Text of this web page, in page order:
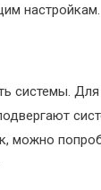
настройкам.
системы.
можно